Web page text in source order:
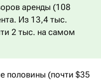
аренды (108
Из 13,4 тыс.
2 тыс. на самом
половины (почти $35